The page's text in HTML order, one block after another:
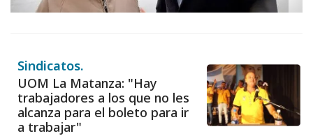
Sindicatos.
UOM La Matanza: "Hay
trabajadores a los que no les
alcanza para el boleto para ir
a trabajar"